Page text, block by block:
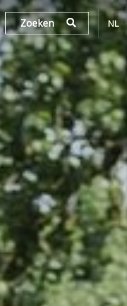
Zoeken